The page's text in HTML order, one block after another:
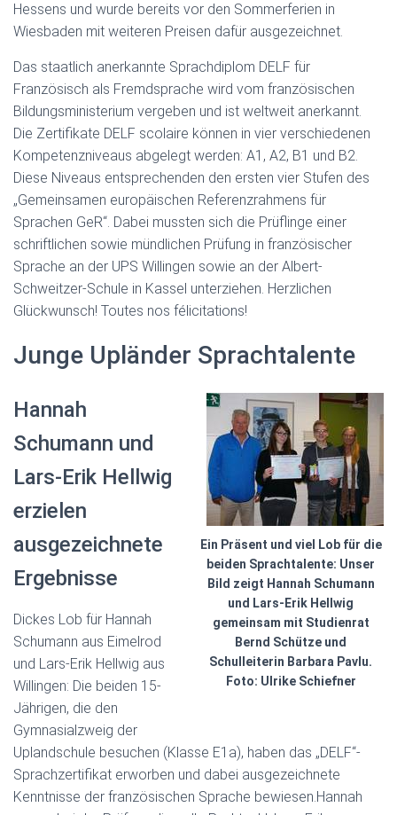
Hessens und wurde bereits vor den Sommerferien in
Wiesbaden mit weiteren Preisen dafür ausgezeichnet.
Das staatlich anerkannte Sprachdiplom DELF für
Französisch als Fremdsprache wird vom französischen
Bildungsministerium vergeben und ist weltweit anerkannt.
Die Zertifikate DELF scolaire können in vier verschiedenen
Kompetenzniveaus abgelegt werden: A1, A2, B1 und B2.
Diese Niveaus entsprechenden den ersten vier Stufen des
„Gemeinsamen europäischen Referenzrahmens für
Sprachen GeR“. Dabei mussten sich die Prüflinge einer
schriftlichen sowie mündlichen Prüfung in französischer
Sprache an der UPS Willingen sowie an der Albert-
Schweitzer-Schule in Kassel unterziehen. Herzlichen
Glückwunsch! Toutes nos félicitations!
Junge Upländer Sprachtalente
Ein Präsent und viel Lob für die
beiden Sprachtalente: Unser
Bild zeigt Hannah Schumann
und Lars-Erik Hellwig
gemeinsam mit Studienrat
Bernd Schütze und
Schulleiterin Barbara Pavlu.
Foto: Ulrike Schiefner
Hannah
Schumann und
Lars-Erik Hellwig
erzielen
ausgezeichnete
Ergebnisse
Dickes Lob für Hannah
Schumann aus Eimelrod
und Lars-Erik Hellwig aus
Willingen: Die beiden 15-
Jährigen, die den
Gymnasialzweig der
Uplandschule besuchen (Klasse E1a), haben das „DELF“-
Sprachzertifikat erworben und dabei ausgezeichnete
Kenntnisse der französischen Sprache bewiesen.Hannah